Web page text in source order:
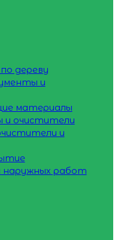
дереву
и
материалы
и очистители
и
наружных работ